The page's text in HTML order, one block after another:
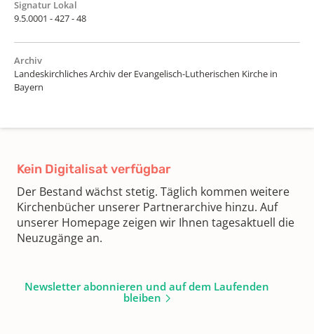
Signatur Lokal
9.5.0001 - 427 - 48
Archiv
Landeskirchliches Archiv der Evangelisch-Lutherischen Kirche in
Bayern
Kein Digitalisat verfügbar
Der Bestand wächst stetig. Täglich kommen weitere
Kirchenbücher unserer Partnerarchive hinzu. Auf
unserer Homepage zeigen wir Ihnen tagesaktuell die
Neuzugänge an.
Newsletter abonnieren und auf dem Laufenden
bleiben